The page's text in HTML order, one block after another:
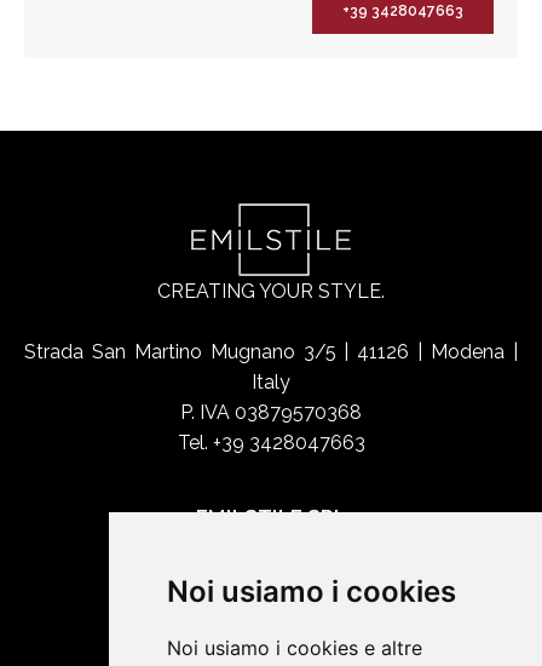
Noi usiamo i cookies
Noi usiamo i cookies e altre
+39 3428047663
CREATING YOUR STYLE.
Strada San Martino Mugnano 3/5 | 41126 | Modena |
Italy
P. IVA 03879570368
Tel. +39 3428047663
EMILSTILE SRL
Shop Online